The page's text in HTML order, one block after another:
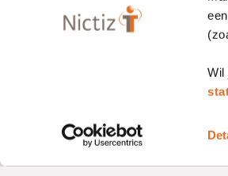
Wil
Bibliotheek
Releasekalender